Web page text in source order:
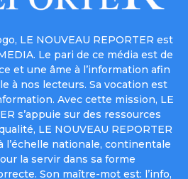
LE NOUVEAU REPORTER est
Le pari de ce média est de
et une âme à l’information afin
à nos lecteurs. Sa vocation est
Avec cette mission, LE
s’appuie sur des ressources
LE NOUVEAU REPORTER
l’échelle nationale, continentale
la servir dans sa forme
Son maître-mot est: l’info,